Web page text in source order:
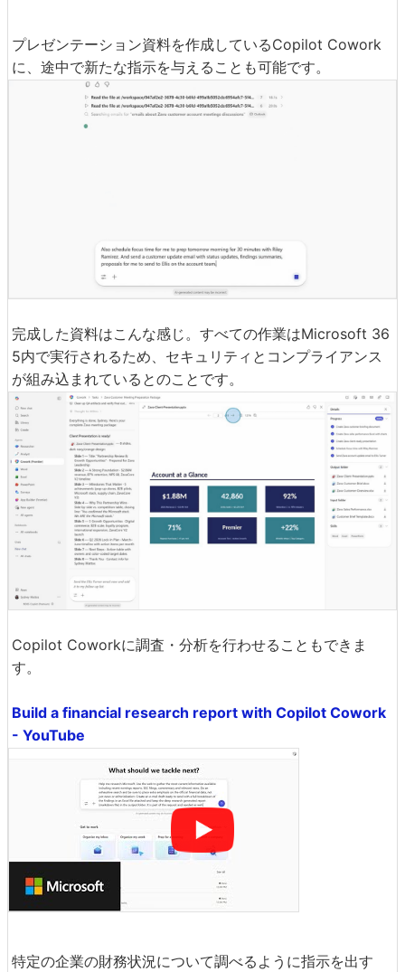
プレゼンテーション資料を作成しているCopilot Cowork
に、途中で新たな指示を与えることも可能です。
完成した資料はこんな感じ。すべての作業はMicrosoft 36
5内で実行されるため、セキュリティとコンプライアンス
が組み込まれているとのことです。
Copilot Coworkに調査・分析を行わせることもできま
す。
Build a financial research report with Copilot Cowork
- YouTube
特定の企業の財務状況について調べるように指示を出す